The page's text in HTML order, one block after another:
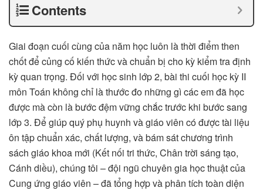
Contents
Giai đoạn cuối cùng của năm học luôn là thời điểm then
chốt để củng cố kiến thức và chuẩn bị cho kỳ kiểm tra định
kỳ quan trọng. Đối với học sinh lớp 2, bài thi cuối học kỳ II
môn Toán không chỉ là thước đo những gì các em đã học
được mà còn là bước đệm vững chắc trước khi bước sang
lớp 3. Để giúp quý phụ huynh và giáo viên có được tài liệu
ôn tập chuẩn xác, chất lượng, và bám sát chương trình
sách giáo khoa mới (Kết nối tri thức, Chân trời sáng tạo,
Cánh diều), chúng tôi – đội ngũ chuyên gia học thuật của
Cung ứng giáo viên – đã tổng hợp và phân tích toàn diện